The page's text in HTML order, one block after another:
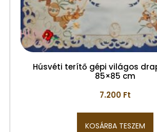
Húsvéti terítő gépi világos
85×85 cm
7.200 Ft
KOSÁRBA TESZEM